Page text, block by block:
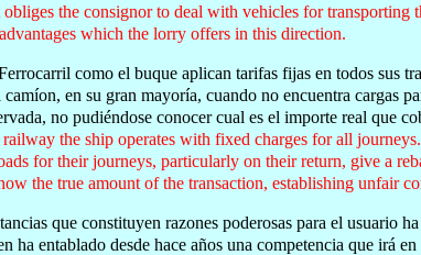
obliges the consignor to deal with vehicles for transporting
which the lorry offers in this direction.
como el buque aplican tarifas fijas en todos sus
en su gran mayoría, cuando no encuentra cargas
no pudiéndose conocer cual es el importe real que
the ship operates with fixed charges for all
for their journeys, particularly on their return, give a
the true amount of the transaction, establishing unfair
que constituyen razones poderosas para el usuario
ha entablado desde hace años una competencia que irá